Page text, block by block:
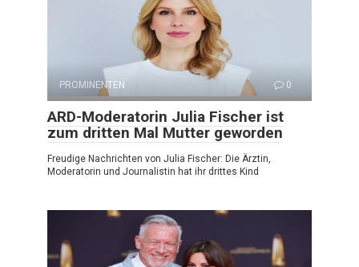
PROMINENTEN 0
ARD-Moderatorin Julia Fischer ist
zum dritten Mal Mutter geworden
Freudige Nachrichten von Julia Fischer: Die Ärztin,
Moderatorin und Journalistin hat ihr drittes Kind